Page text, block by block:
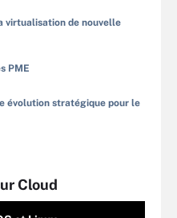
virtualisation de nouvelle
PME
évolution stratégique pour le
Cloud